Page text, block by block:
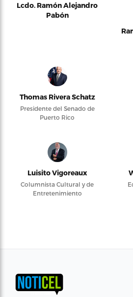
Lcdo. Ramón Alejandro
Pabón
Thomas Rivera Schatz
Presidente del Senado de
Puerto Rico
Luisito Vigoreaux
Columnista Cultural y de
Entretenimiento